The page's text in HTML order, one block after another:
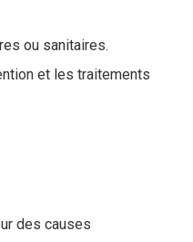
ou sanitaires.
et les traitements
des causes